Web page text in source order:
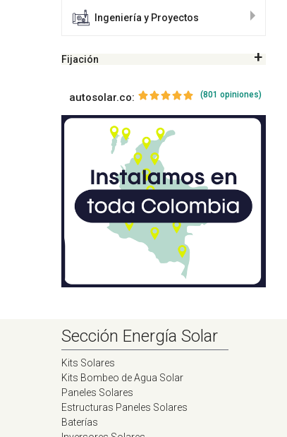
Ingeniería y Proyectos
Fijación
autosolar.co: (801 opiniones)
Sección Energía Solar
Kits Solares
Kits Bombeo de Agua Solar
Paneles Solares
Estructuras Paneles Solares
Baterías